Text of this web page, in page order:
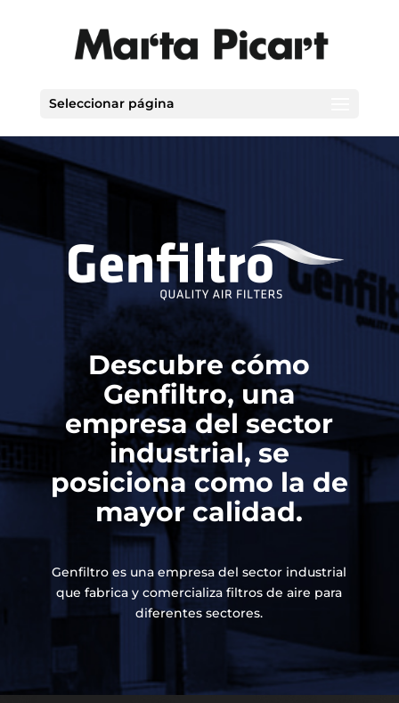
Seleccionar página
Descubre cómo
Genfiltro, una
empresa del sector
industrial, se
posiciona como la de
mayor calidad.
Genfiltro es una empresa del sector industrial
que fabrica y comercializa filtros de aire para
diferentes sectores.